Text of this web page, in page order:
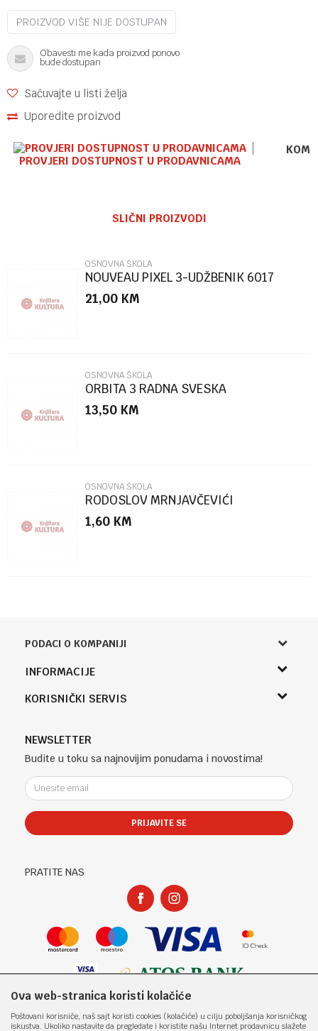
PROIZVOD VIŠE NIJE DOSTUPAN
Obavesti me kada proizvod ponovo
bude dostupan
Sačuvajte u listi želja
Uporedite proizvod
PROVJERI DOSTUPNOST U PRODAVNICAMA
Poruka
POŠALJI
SLIČNI PROIZVODI
OSNOVNA ŠKOLA
NOUVEAU PIXEL 3-UDŽBENIK 6017
21,00 KM
OSNOVNA ŠKOLA
ORBITA 3 RADNA SVESKA
13,50 KM
OSNOVNA ŠKOLA
RODOSLOV MRNJAVČEVIĆI
1,60 KM
PODACI O KOMPANIJI
Knjižara Kultura
Knjaza Miloša 3A
Telefon (uprava firme Sladaboni d.o.o)
051 303 460
e-knjizara@knjizarakultura.com
Račun
400965310005
INFORMACIJE
O nama
Kontakt
Klub povjerenja "Knjižara Kultura"
KORISNIČKI SERVIS
Politika privatnosti
Kako kupiti
Načini plaćanja
Plaćanje karticama
Isporuka
Zamjena veličine i zamjena artikla za drugi
Povraćaj sredstava
NEWSLETTER
Budite u toku sa najnovijim ponudama i novostima!
PRIJAVITE SE
PRATITE NAS
Nastojimo da budemo što precizniji u opisu proizvoda, prikazu slika i samih
cijena, ali ne možemo garantovati da su sve informacije kompletne i bez
Ova web-stranica koristi kolačiće
Poštovani korisniče, naš sajt koristi cookies (kolačiće) u cilju poboljšanja korisničkog
iskustva. Ukoliko nastavite da pregledate i koristite našu Internet prodavnicu slažete